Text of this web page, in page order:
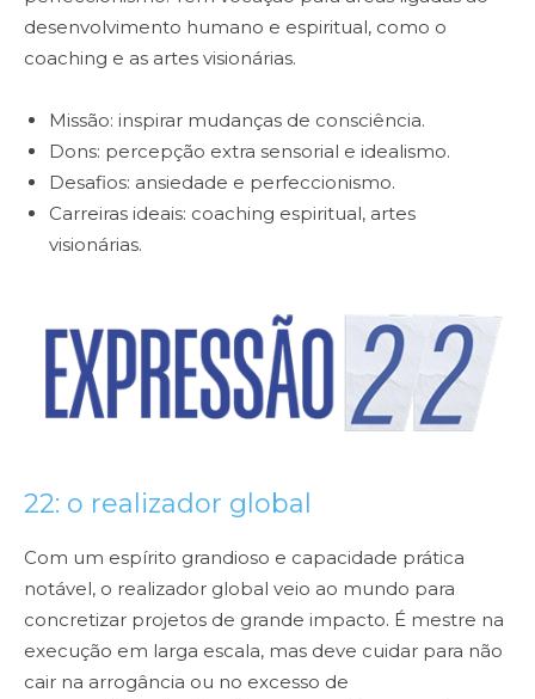
desenvolvimento humano e espiritual, como o
coaching e as artes visionárias.
Missão: inspirar mudanças de consciência.
Dons: percepção extra sensorial e idealismo.
Desafios: ansiedade e perfeccionismo.
Carreiras ideais: coaching espiritual, artes
visionárias.
22: o realizador global
Com um espírito grandioso e capacidade prática
notável, o realizador global veio ao mundo para
concretizar projetos de grande impacto. É mestre na
execução em larga escala, mas deve cuidar para não
cair na arrogância ou no excesso de